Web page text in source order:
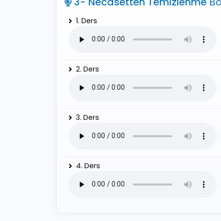
1. Ders
2. Ders
3. Ders
4. Ders